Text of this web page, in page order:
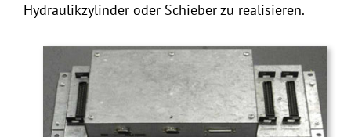
Hydraulikzylinder oder Schieber zu realisieren.